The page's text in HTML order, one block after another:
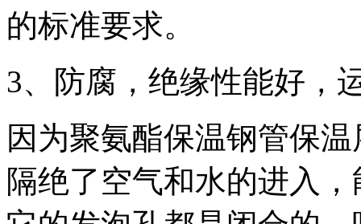
的标准要求。
3、防腐，绝缘性能好，
因为聚氨酯保温钢管保
隔绝了空气和水的进入